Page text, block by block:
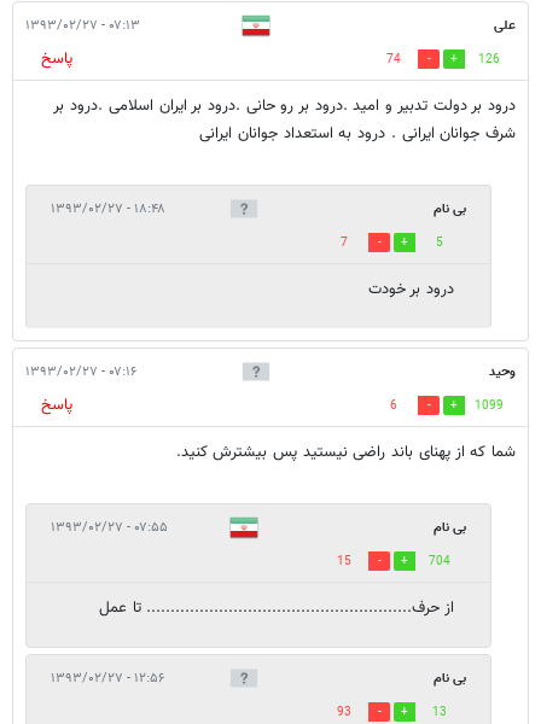
علی ۰۷:۱۳ - ۱۳۹۳/۰۲/۲۷
126
74
پاسخ
درود بر دولت تدبیر و امید .درود بر رو حانی .درود بر ایران اسلامی .درود بر
شرف جوانان ایرانی . درود به استعداد جوانان ایرانی
بی نام ۱۸:۴۸ - ۱۳۹۳/۰۲/۲۷
5
7
درود بر خودت
وحید ۰۷:۱۶ - ۱۳۹۳/۰۲/۲۷
1099
6
پاسخ
شما که از پهنای باند راضی نیستید پس بیشترش کنید.
بی نام ۰۷:۵۵ - ۱۳۹۳/۰۲/۲۷
704
15
از حرف....................................................... تا عمل
بی نام ۱۲:۵۶ - ۱۳۹۳/۰۲/۲۷
13
93